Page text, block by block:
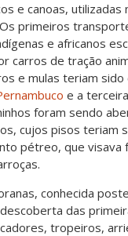
e canoas,
primeiros
e africanos
carros de tração
e mulas teriam sido
e a
foram sendo
cujos pisos teriam
pétreo, que
conhecida
das
tropeiros,